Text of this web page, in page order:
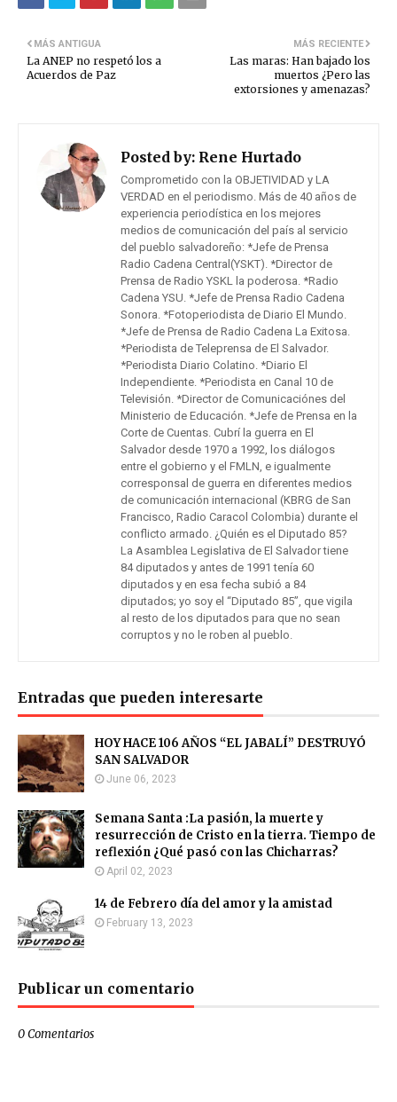
MÁS RECIENTE
Las maras: Han bajado los
muertos ¿Pero las
extorsiones y amenazas?
MÁS ANTIGUA
La ANEP no respetó los a
Acuerdos de Paz
Posted by: Rene Hurtado
Comprometido con la OBJETIVIDAD y LA
VERDAD en el periodismo. Más de 40 años de
experiencia periodística en los mejores
medios de comunicación del país al servicio
del pueblo salvadoreño: *Jefe de Prensa
Radio Cadena Central(YSKT). *Director de
Prensa de Radio YSKL la poderosa. *Radio
Cadena YSU. *Jefe de Prensa Radio Cadena
Sonora. *Fotoperiodista de Diario El Mundo.
*Jefe de Prensa de Radio Cadena La Exitosa.
*Periodista de Teleprensa de El Salvador.
*Periodista Diario Colatino. *Diario El
Independiente. *Periodista en Canal 10 de
Televisión. *Director de Comunicaciónes del
Ministerio de Educación. *Jefe de Prensa en la
Corte de Cuentas. Cubrí la guerra en El
Salvador desde 1970 a 1992, los diálogos
entre el gobierno y el FMLN, e igualmente
corresponsal de guerra en diferentes medios
de comunicación internacional (KBRG de San
Francisco, Radio Caracol Colombia) durante el
conflicto armado. ¿Quién es el Diputado 85?
La Asamblea Legislativa de El Salvador tiene
84 diputados y antes de 1991 tenía 60
diputados y en esa fecha subió a 84
diputados; yo soy el “Diputado 85”, que vigila
al resto de los diputados para que no sean
corruptos y no le roben al pueblo.
Entradas que pueden interesarte
HOY HACE 106 AÑOS “EL JABALÍ” DESTRUYÓ
SAN SALVADOR
June 06, 2023
Semana Santa :La pasión, la muerte y
resurrección de Cristo en la tierra. Tiempo de
reflexión ¿Qué pasó con las Chicharras?
April 02, 2023
14 de Febrero día del amor y la amistad
February 13, 2023
Publicar un comentario
0 Comentarios